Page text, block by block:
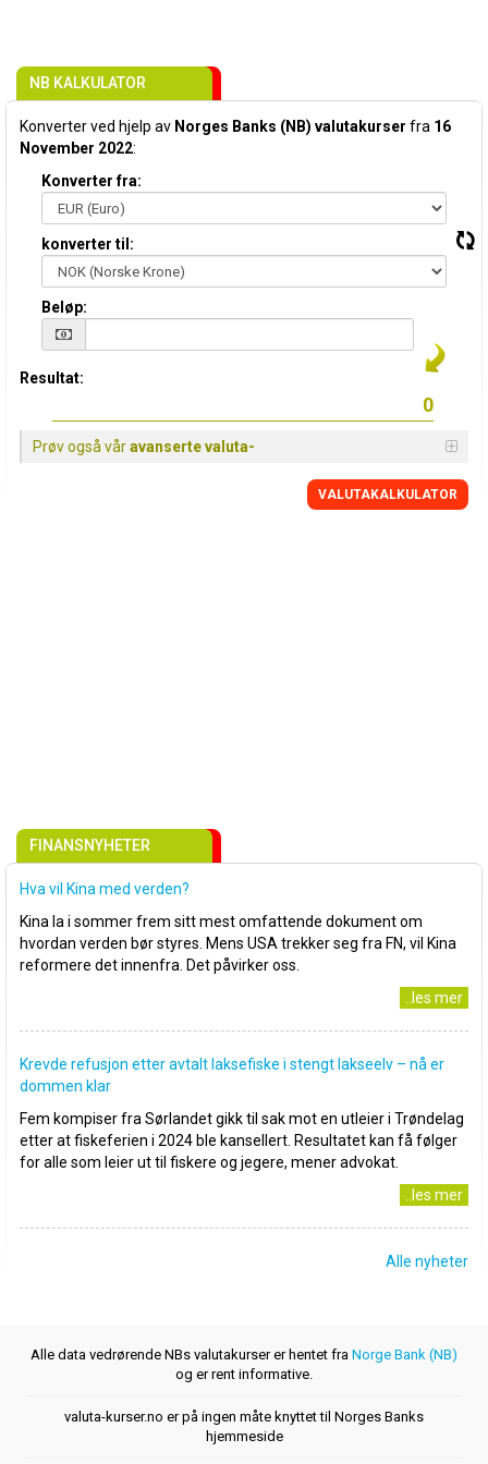
NB KALKULATOR
Konverter ved hjelp av Norges Banks (NB) valutakurser fra 16
November 2022:
Konverter fra:
konverter til:
Beløp:
Resultat:
Prøv også våravanserte valuta-
VALUTAKALKULATOR
FINANSNYHETER
Hva vil Kina med verden?
Kina la i sommer frem sitt mest omfattende dokument om
hvordan verden bør styres. Mens USA trekker seg fra FN, vil Kina
reformere det innenfra. Det påvirker oss.
..les mer
Krevde refusjon etter avtalt laksefiske i stengt lakseelv – nå er
dommen klar
Fem kompiser fra Sørlandet gikk til sak mot en utleier i Trøndelag
etter at fiskeferien i 2024 ble kansellert. Resultatet kan få følger
for alle som leier ut til fiskere og jegere, mener advokat.
..les mer
Alle nyheter
Alle data vedrørende NBs valutakurser er hentet fra Norge Bank (NB)
og er rent informative.
valuta-kurser.no er på ingen måte knyttet til Norges Banks
hjemmeside